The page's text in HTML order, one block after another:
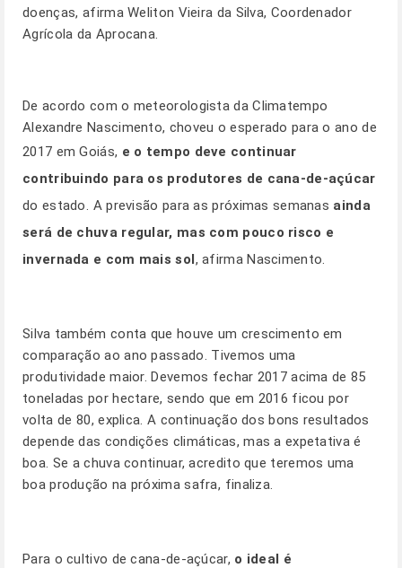
doenças, afirma Weliton Vieira da Silva, Coordenador
Agrícola da Aprocana.
De acordo com o meteorologista da Climatempo
Alexandre Nascimento, choveu o esperado para o ano de
2017 em Goiás, e o tempo deve continuar
contribuindo para os produtores de cana-de-açúcar
do estado. A previsão para as próximas semanas ainda
será de chuva regular, mas com pouco risco e
invernada e com mais sol, afirma Nascimento.
Silva também conta que houve um crescimento em
comparação ao ano passado. Tivemos uma
produtividade maior. Devemos fechar 2017 acima de 85
toneladas por hectare, sendo que em 2016 ficou por
volta de 80, explica. A continuação dos bons resultados
depende das condições climáticas, mas a expetativa é
boa. Se a chuva continuar, acredito que teremos uma
boa produção na próxima safra, finaliza.
Para o cultivo de cana-de-açúcar, o ideal é